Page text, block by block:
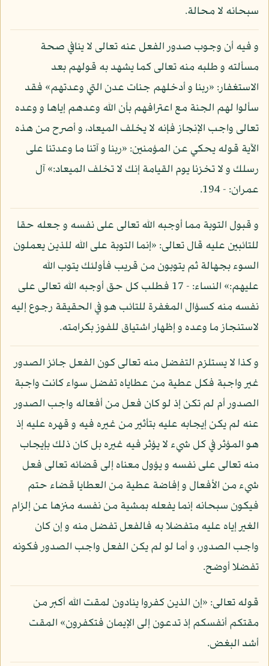
سبحانه لا محالة.
و فيه أن وجوب صدور الفعل عنه تعالى لا ينافي صحة
مسألته و طلبه منه تعالى كما يشهد به قولهم بعد
الاستغفار: «ربنا و أدخلهم جنات عدن التي وعدتهم» فقد
سألوا لهم الجنة مع اعترافهم بأن الله وعدهم إياها و وعده
تعالى واجب الإنجاز فإنه لا يخلف الميعاد، و أصرح من هذه
الآية قوله يحكي عن المؤمنين: «ربنا و آتنا ما وعدتنا على
رسلك و لا تخزنا يوم القيامة إنك لا تخلف الميعاد:» آل
عمران: - 194.
و قبول التوبة مما أوجبه الله تعالى على نفسه و جعله حقا
للتائبين عليه قال تعالى: «إنما التوبة على الله للذين يعملون
السوء بجهالة ثم يتوبون من قريب فأولئك يتوب الله
عليهم:» النساء: - 17 فطلب كل حق أوجبه الله تعالى على
نفسه منه كسؤال المغفرة للتائب هو في الحقيقة رجوع إليه
لاستنجاز ما وعده و إظهار اشتياق للفوز بكرامته.
و كذا لا يستلزم التفضل منه تعالى كون الفعل جائز الصدور
غير واجبة فكل عطية من عطاياه تفضل سواء كانت واجبة
الصدور أم لم تكن إذ لو كان فعل من أفعاله واجب الصدور
عنه لم يكن إيجابه عليه بتأثير من غيره فيه و قهره عليه إذ
هو المؤثر في كل شيء لا يؤثر فيه غيره بل كان ذلك بإيجاب
منه تعالى على نفسه و يؤول معناه إلى قضائه تعالى فعل
شيء من الأفعال و إفاضة عطية من العطايا قضاء حتم
فيكون سبحانه إنما يفعله بمشية من نفسه منزها عن إلزام
الغير إياه عليه متفضلا به فالفعل تفضل منه و إن كان
واجب الصدور، و أما لو لم يكن الفعل واجب الصدور فكونه
تفضلا أوضح.
قوله تعالى: «إن الذين كفروا ينادون لمقت الله أكبر من
مقتكم أنفسكم إذ تدعون إلى الإيمان فتكفرون» المقت
أشد البغض.